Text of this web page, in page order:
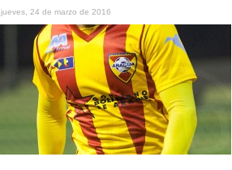
jueves, 24 de marzo de 2016